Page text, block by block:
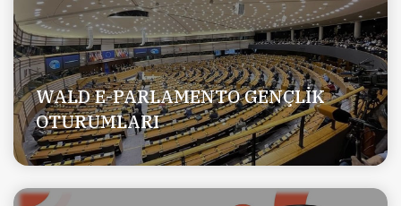
WALD E-PARLAMENTO GENÇLİK
OTURUMLARI